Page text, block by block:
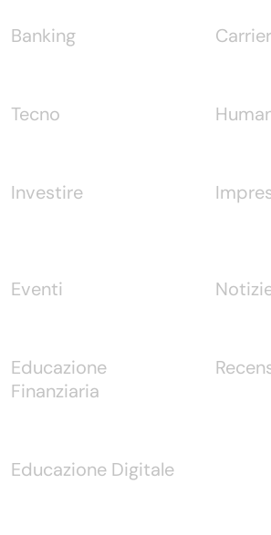
Banking
Tecno
Investire
Eventi
Educazione
Finanziaria
Educazione Digitale